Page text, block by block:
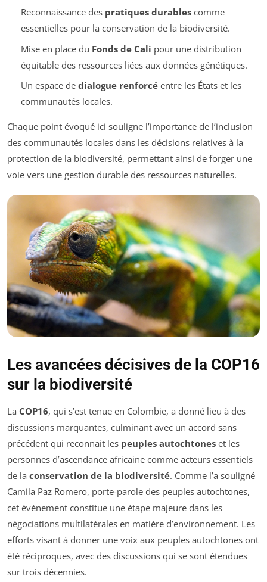
Reconnaissance des pratiques durablescomme
essentielles pour la conservation de la biodiversité.
Mise en place du Fonds de Cali pour une distribution
équitable des ressources liées aux données génétiques.
Un espace de dialogue renforcéentre les États et les
communautés locales.
Chaque point évoqué ici souligne l’importance de l’inclusion
des communautés locales dans les décisions relatives à la
protection de la biodiversité, permettant ainsi de forger une
voie vers une gestion durable des ressources naturelles.
Les avancées décisives de la COP16
sur la biodiversité
La COP16, qui s’est tenue en Colombie, a donné lieu à des
discussions marquantes, culminant avec un accord sans
précédent qui reconnait les peuples autochtones et les
personnes d’ascendance africaine comme acteurs essentiels
de la conservation de la biodiversité. Comme l’a souligné
Camila Paz Romero, porte-parole des peuples autochtones,
cet événement constitue une étape majeure dans les
négociations multilatérales en matière d’environnement. Les
efforts visant à donner une voix aux peuples autochtones ont
été réciproques, avec des discussions qui se sont étendues
sur trois décennies.